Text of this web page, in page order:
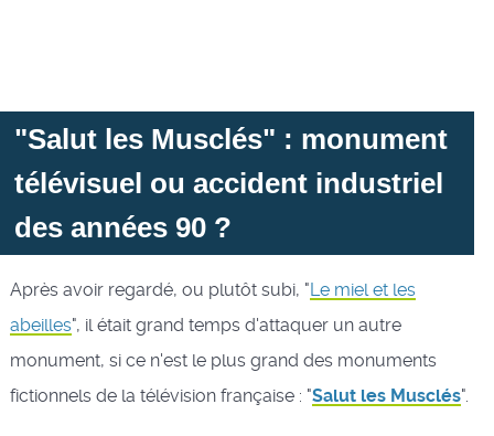
"Salut les Musclés" : monument
télévisuel ou accident industriel
des années 90 ?
Après avoir regardé, ou plutôt subi, "Le miel et les
abeilles", il était grand temps d'attaquer un autre
monument, si ce n'est le plus grand des monuments
fictionnels de la télévision française : "Salut les Musclés".